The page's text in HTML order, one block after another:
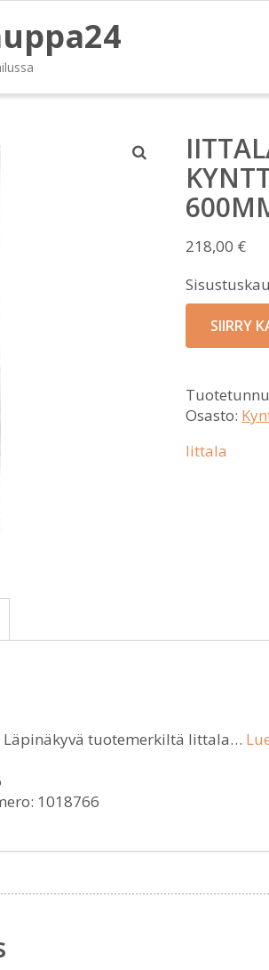
218,00 €
SIIRRY
Osasto:
Iittala
tuotemerkiltä Iittala…
1018766